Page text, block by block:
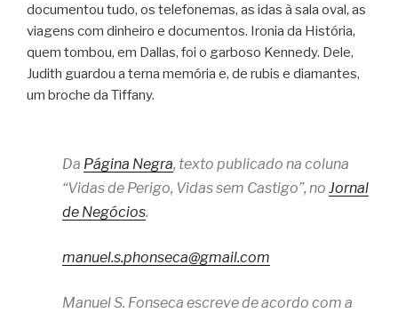
documentou tudo, os telefonemas, as idas à sala oval, as
viagens com dinheiro e documentos. Ironia da História,
quem tombou, em Dallas, foi o garboso Kennedy. Dele,
Judith guardou a terna memória e, de rubis e diamantes,
um broche da Tiffany.
Da Página Negra, texto publicado na coluna
“Vidas de Perigo, Vidas sem Castigo”, no Jornal
de Negócios.
manuel.s.phonseca@gmail.com
Manuel S. Fonseca escreve de acordo com a